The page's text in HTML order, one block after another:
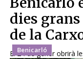
Benicarló
dies
de la
El 24 de gener obrirà